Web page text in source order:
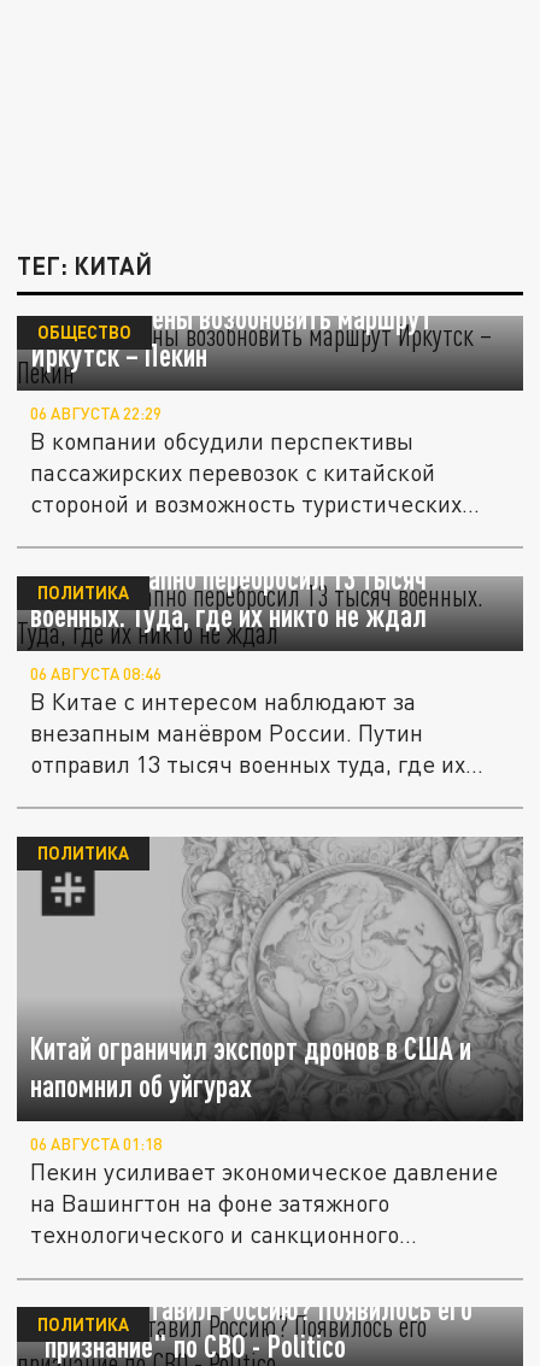
ТЕГ: КИТАЙ
РЖД нацелены возобновить маршрут
Иркутск – Пекин
ОБЩЕСТВО
06 АВГУСТА 22:29
В компании обсудили перспективы
пассажирских перевозок с китайской
стороной и возможность туристических...
Путин внезапно перебросил 13 тысяч
военных. Туда, где их никто не ждал
ПОЛИТИКА
06 АВГУСТА 08:46
В Китае с интересом наблюдают за
внезапным манёвром России. Путин
отправил 13 тысяч военных туда, где их
Китай ограничил экспорт дронов в США и
напомнил об уйгурах
ПОЛИТИКА
06 АВГУСТА 01:18
Пекин усиливает экономическое давление
на Вашингтон на фоне затяжного
технологического и санкционного...
Китай подставил Россию? Появилось его
"признание" по СВО - Politico
ПОЛИТИКА